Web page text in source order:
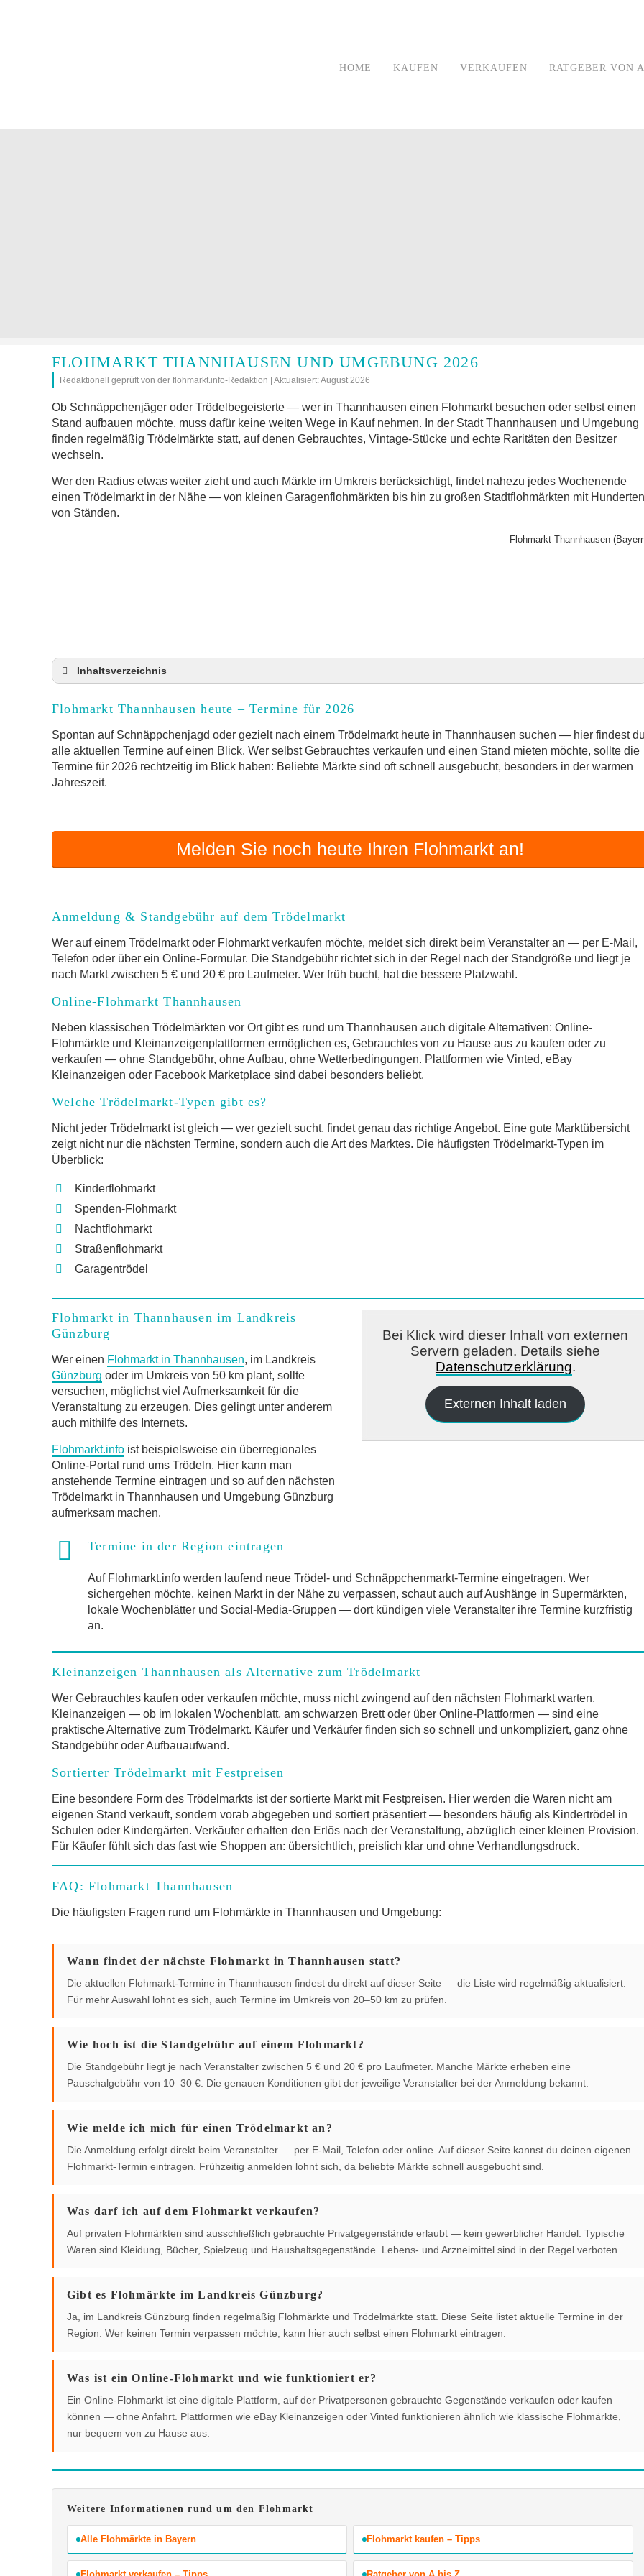
HOME KAUFEN VERKAUFEN RATGEBER VON
FLOHMARKT THANNHAUSEN UND UMGEBUNG 2026
Redaktionell geprüft von der flohmarkt.info-Redaktion | Aktualisiert: August 2026
Ob Schnäppchenjäger oder Trödelbegeisterte — wer in Thannhausen einen Flohmarkt besuchen oder selbst einen
Stand aufbauen möchte, muss dafür keine weiten Wege in Kauf nehmen. In der Stadt Thannhausen und Umgebung
finden regelmäßig Trödelmärkte statt, auf denen Gebrauchtes, Vintage-Stücke und echte Raritäten den Besitzer
wechseln.
Wer den Radius etwas weiter zieht und auch Märkte im Umkreis berücksichtigt, findet nahezu jedes Wochenende
einen Trödelmarkt in der Nähe — von kleinen Garagenflohmärkten bis hin zu großen Stadtflohmärkten mit Hunderten
von Ständen.
Flohmarkt Thannhausen
Inhaltsverzeichnis
Anmeldung & Standgebühr auf dem Trödelmarkt
Online-Flohmarkt Thannhausen
Welche Trödelmarkt-Typen gibt es?
Aktuelle Flohmarkt-Termine für Thannhausen und Umgebung
FAQ: Flohmarkt Thannhausen
Flohmarkt-Termin melden
Flohmarkt Thannhausen heute – Termine für 2026
Spontan auf Schnäppchenjagd oder gezielt nach einem Trödelmarkt heute in Thannhausen suchen — hier findest
alle aktuellen Termine auf einen Blick. Wer selbst Gebrauchtes verkaufen und einen Stand mieten möchte, sollte die
Termine für 2026 rechtzeitig im Blick haben: Beliebte Märkte sind oft schnell ausgebucht, besonders in der warmen
Jahreszeit.
Melden Sie noch heute Ihren Flohmarkt an!
Anmeldung & Standgebühr auf dem Trödelmarkt
Wer auf einem Trödelmarkt oder Flohmarkt verkaufen möchte, meldet sich direkt beim Veranstalter an — per E-Mail,
Telefon oder über ein Online-Formular. Die Standgebühr richtet sich in der Regel nach der Standgröße und liegt je
nach Markt zwischen 5 € und 20 € pro Laufmeter. Wer früh bucht, hat die bessere Platzwahl.
Online-Flohmarkt Thannhausen
Neben klassischen Trödelmärkten vor Ort gibt es rund um Thannhausen auch digitale Alternativen: Online-
Flohmärkte und Kleinanzeigenplattformen ermöglichen es, Gebrauchtes von zu Hause aus zu kaufen oder zu
verkaufen — ohne Standgebühr, ohne Aufbau, ohne Wetterbedingungen. Plattformen wie Vinted, eBay
Kleinanzeigen oder Facebook Marketplace sind dabei besonders beliebt.
Welche Trödelmarkt-Typen gibt es?
Nicht jeder Trödelmarkt ist gleich — wer gezielt sucht, findet genau das richtige Angebot. Eine gute Marktübersicht
zeigt nicht nur die nächsten Termine, sondern auch die Art des Marktes. Die häufigsten Trödelmarkt-Typen im
Überblick:
Kinderflohmarkt
Spenden-Flohmarkt
Nachtflohmarkt
Straßenflohmarkt
Garagentrödel
Flohmarkt in Thannhausen im Landkreis
Günzburg
Wer einen Flohmarkt in Thannhausen, im Landkreis
Günzburg oder im Umkreis von 50 km plant, sollte
versuchen, möglichst viel Aufmerksamkeit für die
Veranstaltung zu erzeugen. Dies gelingt unter anderem
auch mithilfe des Internets.
Flohmarkt.info ist beispielsweise ein überregionales
Online-Portal rund ums Trödeln. Hier kann man
anstehende Termine eintragen und so auf den nächsten
Trödelmarkt in Thannhausen und Umgebung Günzburg
aufmerksam machen.
Bei Klick wird dieser Inhalt von externen
Servern geladen. Details siehe
Datenschutzerklärung.
Externen Inhalt laden
Termine in der Region eintragen
Auf Flohmarkt.info werden laufend neue Trödel- und Schnäppchenmarkt-Termine eingetragen. Wer
sichergehen möchte, keinen Markt in der Nähe zu verpassen, schaut auch auf Aushänge in Supermärkten,
lokale Wochenblätter und Social-Media-Gruppen — dort kündigen viele Veranstalter ihre Termine kurzfristig
an.
Kleinanzeigen Thannhausen als Alternative zum Trödelmarkt
Wer Gebrauchtes kaufen oder verkaufen möchte, muss nicht zwingend auf den nächsten Flohmarkt warten.
Kleinanzeigen — ob im lokalen Wochenblatt, am schwarzen Brett oder über Online-Plattformen — sind eine
praktische Alternative zum Trödelmarkt. Käufer und Verkäufer finden sich so schnell und unkompliziert, ganz ohne
Standgebühr oder Aufbauaufwand.
Sortierter Trödelmarkt mit Festpreisen
Eine besondere Form des Trödelmarkts ist der sortierte Markt mit Festpreisen. Hier werden die Waren nicht am
eigenen Stand verkauft, sondern vorab abgegeben und sortiert präsentiert — besonders häufig als Kindertrödel in
Schulen oder Kindergärten. Verkäufer erhalten den Erlös nach der Veranstaltung, abzüglich einer kleinen Provision.
Für Käufer fühlt sich das fast wie Shoppen an: übersichtlich, preislich klar und ohne Verhandlungsdruck.
FAQ: Flohmarkt Thannhausen
Die häufigsten Fragen rund um Flohmärkte in Thannhausen und Umgebung:
Wann findet der nächste Flohmarkt in Thannhausen statt?
Die aktuellen Flohmarkt-Termine in Thannhausen findest du direkt auf dieser Seite — die Liste wird regelmäßig aktualisiert.
Für mehr Auswahl lohnt es sich, auch Termine im Umkreis von 20–50 km zu prüfen.
Wie hoch ist die Standgebühr auf einem Flohmarkt?
Die Standgebühr liegt je nach Veranstalter zwischen 5 € und 20 € pro Laufmeter. Manche Märkte erheben eine
Pauschalgebühr von 10–30 €. Die genauen Konditionen gibt der jeweilige Veranstalter bei der Anmeldung bekannt.
Wie melde ich mich für einen Trödelmarkt an?
Die Anmeldung erfolgt direkt beim Veranstalter — per E-Mail, Telefon oder online. Auf dieser Seite kannst du deinen eigenen
Flohmarkt-Termin eintragen. Frühzeitig anmelden lohnt sich, da beliebte Märkte schnell ausgebucht sind.
Was darf ich auf dem Flohmarkt verkaufen?
Auf privaten Flohmärkten sind ausschließlich gebrauchte Privatgegenstände erlaubt — kein gewerblicher Handel. Typische
Waren sind Kleidung, Bücher, Spielzeug und Haushaltsgegenstände. Lebens- und Arzneimittel sind in der Regel verboten.
Gibt es Flohmärkte im Landkreis Günzburg?
Ja, im Landkreis Günzburg finden regelmäßig Flohmärkte und Trödelmärkte statt. Diese Seite listet aktuelle Termine in der
Region. Wer keinen Termin verpassen möchte, kann hier auch selbst einen Flohmarkt eintragen.
Was ist ein Online-Flohmarkt und wie funktioniert er?
Ein Online-Flohmarkt ist eine digitale Plattform, auf der Privatpersonen gebrauchte Gegenstände verkaufen oder kaufen
können — ohne Anfahrt. Plattformen wie eBay Kleinanzeigen oder Vinted funktionieren ähnlich wie klassische Flohmärkte,
nur bequem von zu Hause aus.
Weitere Informationen rund um den Flohmarkt
Alle Flohmärkte in Bayern Flohmarkt kaufen – Tipps